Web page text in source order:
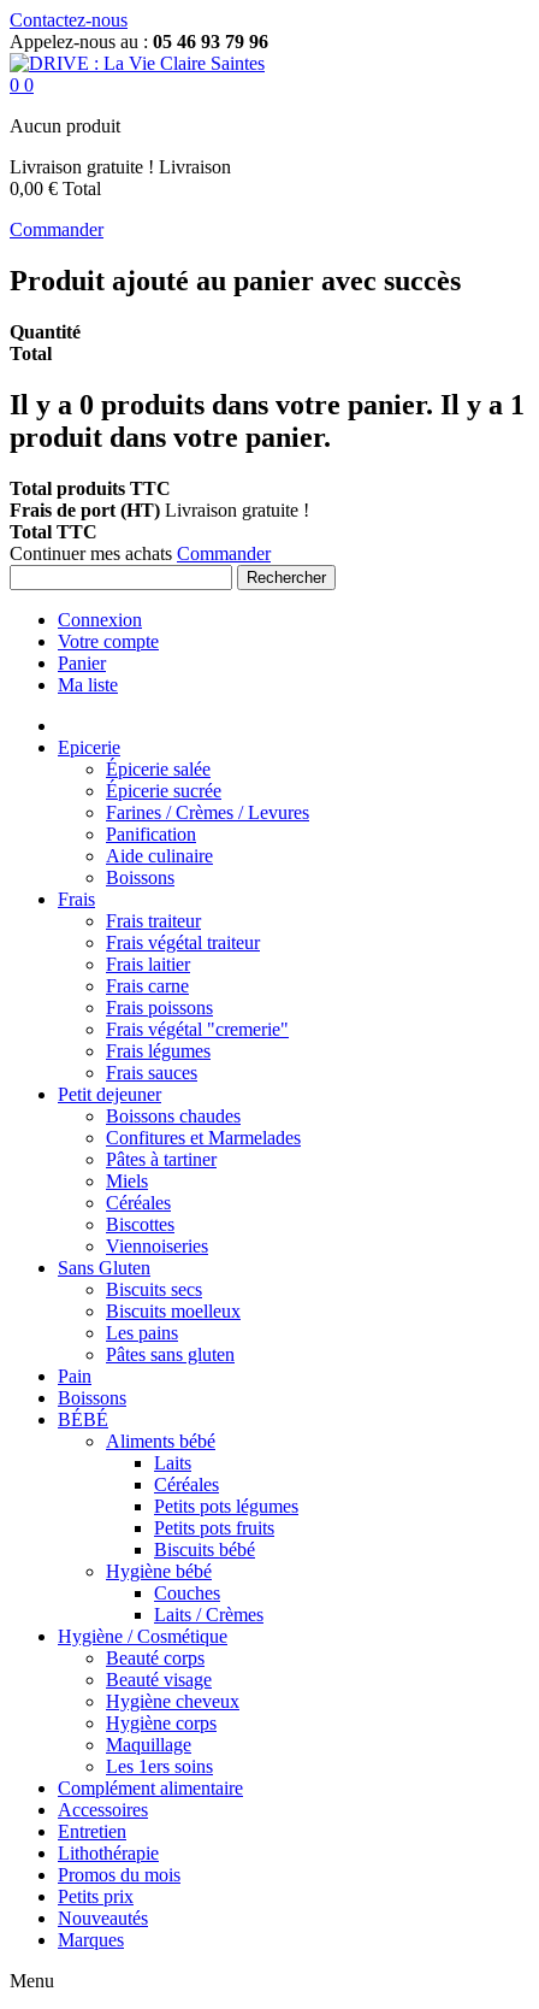
Contactez-nous
Appelez-nous au : 05 46 93 79 96
0 0
Aucun produit
Livraison gratuite ! Livraison
0,00 € Total
Commander
Produit ajouté au panier avec succès
Quantité
Total
Il y a 0 produits dans votre panier. Il y a 1
produit dans votre panier.
Total produits TTC
Frais de port (HT) Livraison gratuite !
Total TTC
Continuer mes achats Commander
Rechercher
Connexion
Votre compte
Panier
Ma liste
Epicerie
Épicerie salée
Épicerie sucrée
Farines / Crèmes / Levures
Panification
Aide culinaire
Boissons
Frais
Frais traiteur
Frais végétal traiteur
Frais laitier
Frais carne
Frais poissons
Frais végétal "cremerie"
Frais légumes
Frais sauces
Petit dejeuner
Boissons chaudes
Confitures et Marmelades
Pâtes à tartiner
Miels
Céréales
Biscottes
Viennoiseries
Sans Gluten
Biscuits secs
Biscuits moelleux
Les pains
Pâtes sans gluten
Pain
Boissons
BÉBÉ
Aliments bébé
Laits
Céréales
Petits pots légumes
Petits pots fruits
Biscuits bébé
Hygiène bébé
Couches
Laits / Crèmes
Hygiène / Cosmétique
Beauté corps
Beauté visage
Hygiène cheveux
Hygiène corps
Maquillage
Les 1ers soins
Complément alimentaire
Accessoires
Entretien
Lithothérapie
Promos du mois
Petits prix
Nouveautés
Marques
Menu